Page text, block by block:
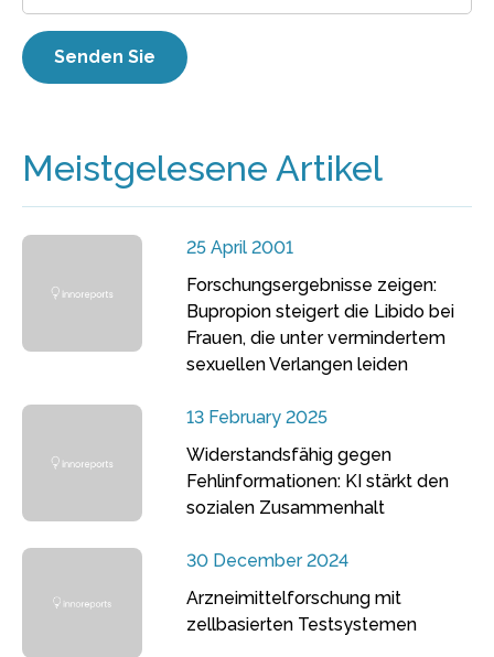
Meistgelesene Artikel
25 April 2001
Forschungsergebnisse zeigen:
Bupropion steigert die Libido bei
Frauen, die unter vermindertem
sexuellen Verlangen leiden
13 February 2025
Widerstandsfähig gegen
Fehlinformationen: KI stärkt den
sozialen Zusammenhalt
30 December 2024
Arzneimittelforschung mit
zellbasierten Testsystemen